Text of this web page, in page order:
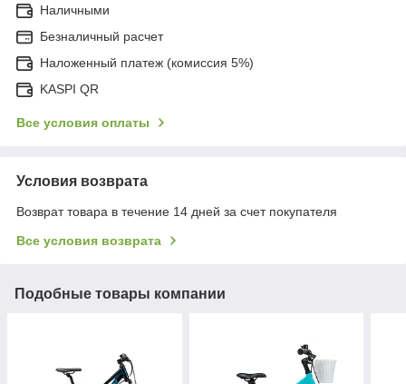
Наличными
Безналичный расчет
Наложенный платеж (комиссия 5%)
KASPI QR
Все условия оплаты
Условия возврата
Возврат товара в течение 14 дней за счет покупателя
Все условия возврата
Подобные товары компании